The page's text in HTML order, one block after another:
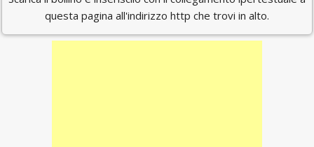
questa pagina all'indirizzo http che trovi in alto.